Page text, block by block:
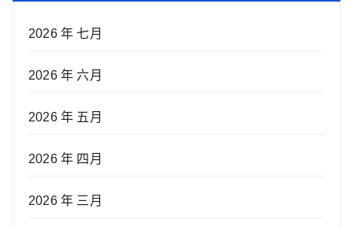
2026 年 七月
2026 年 六月
2026 年 五月
2026 年 四月
2026 年 三月